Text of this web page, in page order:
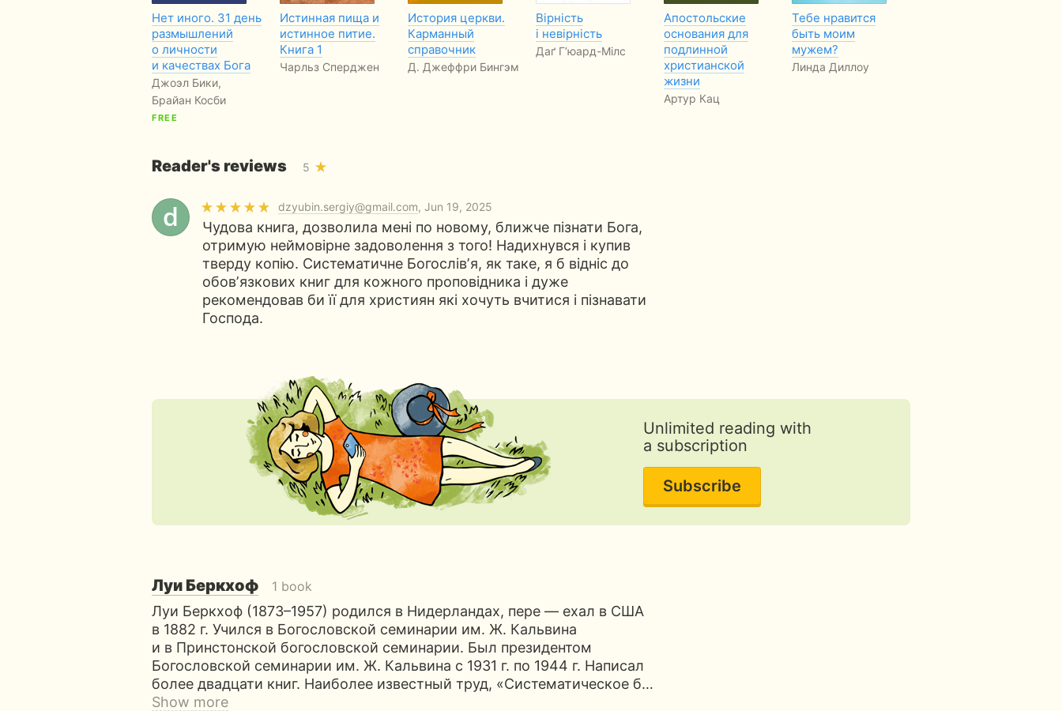
Нет иного. 31 день
размышлений
о личности
и качествах Бога
Джоэл Бики,
Брайан Косби
FREE
Истинная пища и
истинное питие.
Книга 1
Чарльз Сперджен
История церкви.
Карманный
справочник
Д. Джеффри Бингэм
Вірність
і невірність
Даґ Г’юард-Мілс
Апостольские
основания для
подлинной
христианской
жизни
Артур Кац
Тебе нравится
быть моим
мужем?
Линда Диллоу
Reader's reviews 5
dzyubin.sergiy@gmail.com, Jun 19, 2025
Чудова книга, дозволила мені по новому, ближче пізнати Бога,
отримую неймовірне задоволення з того! Надихнувся і купив
тверду копію. Систематичне Богослівʼя, як таке, я б відніс до
обовʼязкових книг для кожного проповідника і дуже
рекомендовав би її для християн які хочуть вчитися і пізнавати
Господа.
Unlimited reading with
a subscription
Subscribe
Луи Беркхоф 1 book
Луи Беркхоф (1873–1957) родился в Нидерландах, пере — ехал в США
в 1882 г. Учился в Богословской семинарии им. Ж. Кальвина
и в Принстонской богословской семинарии. Был президентом
Богословской семинарии им. Ж. Кальвина с 1931 г. по 1944 г. Написал
более двадцати книг. Наиболее известный труд, «Систематическое б…
Show more